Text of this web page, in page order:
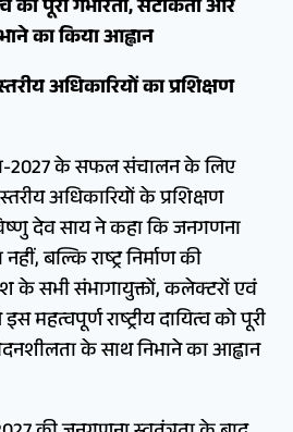
को पूरी गंभीरता, सटीकता और
का किया आह्वान
अधिकारियों का प्रशिक्षण
2027 के सफल संचालन के लिए
अधिकारियों के प्रशिक्षण
देव साय ने कहा कि जनगणना
बल्कि राष्ट्र निर्माण की
के सभी संभागायुक्तों, कलेक्टरों एवं
महत्वपूर्ण राष्ट्रीय दायित्व को पूरी
के साथ निभाने का आह्वान